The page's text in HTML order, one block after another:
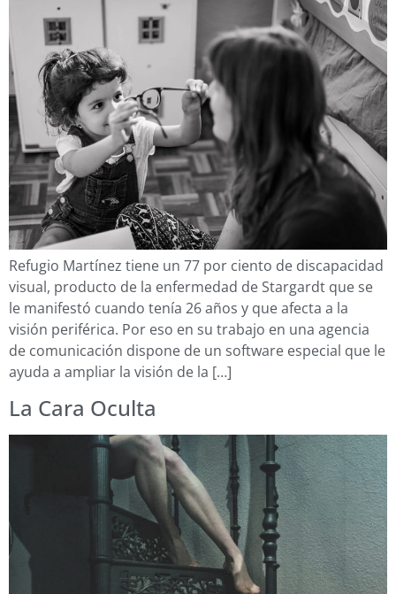
Refugio Martínez tiene un 77 por ciento de discapacidad
visual, producto de la enfermedad de Stargardt que se
le manifestó cuando tenía 26 años y que afecta a la
visión periférica. Por eso en su trabajo en una agencia
de comunicación dispone de un software especial que le
ayuda a ampliar la visión de la […]
La Cara Oculta